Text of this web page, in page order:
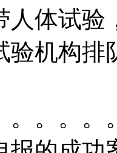
人体试验
验机构
。。。